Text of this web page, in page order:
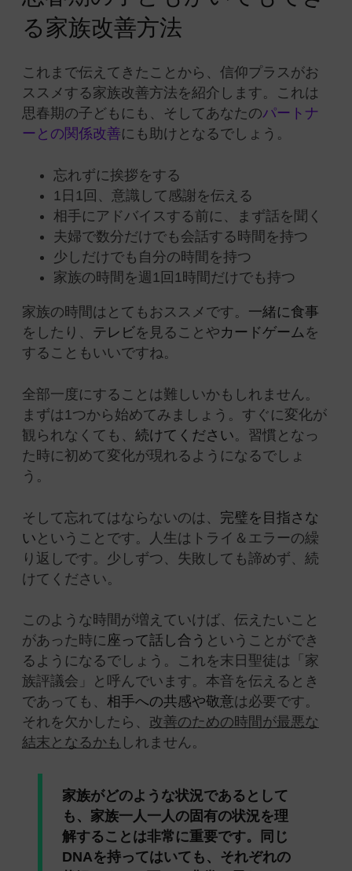
る家族改善方法
これまで伝えてきたことから、信仰プラスがお
ススメする家族改善方法を紹介します。これは
思春期の子どもにも、そしてあなたのパートナ
ーとの関係改善にも助けとなるでしょう。
忘れずに挨拶をする
1日1回、意識して感謝を伝える
相手にアドバイスする前に、まず話を聞く
夫婦で数分だけでも会話する時間を持つ
少しだけでも自分の時間を持つ
家族の時間を週1回1時間だけでも持つ
家族の時間はとてもおススメです。 一緒に食事
をしたり、 テレビを見ることやカードゲーム を
することもいいですね。
全部一度にすることは難しいかもしれません。
まずは1つから始めてみましょう。すぐに変化が
観られなくても、 続けてください。習慣となっ
た時に初めて変化が現れるようになるでしょ
う。
そして忘れてはならないのは、 完璧を目指さな
い ということです。人生はトライ＆エラーの繰
り返しです。少しずつ、失敗しても諦めず、続
けてください。
このような時間が増えていけば、伝えたいこと
があった時に 座って話し合う ということができ
るようになるでしょう。これを末日聖徒は「家
族評議会」と呼んでいます。本音を伝えるとき
であっても、 相手への共感や敬意は必要です。
それを欠かしたら、 改善のための時間が最悪な
結末となるかも しれません。
家族がどのような状況であるとして
も、家族一人一人の固有の状況を理
解することは非常に重要です。同じ
DNAを持ってはいても、それぞれの